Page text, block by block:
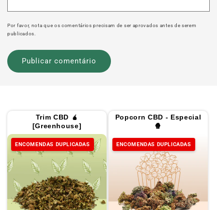
Por favor, nota que os comentários precisam de ser aprovados antes de serem
publicados.
Trim CBD 🧉
[Greenhouse]
ENCOMENDAS DUPLICADAS
Popcorn CBD - Especial
🍿
ENCOMENDAS DUPLICADAS